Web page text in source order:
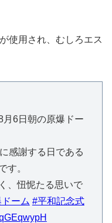
使用され、むしろエス
6日朝の原爆ドー
感謝する日である
す。
、忸怩たる思いで
ーム #平和記念式